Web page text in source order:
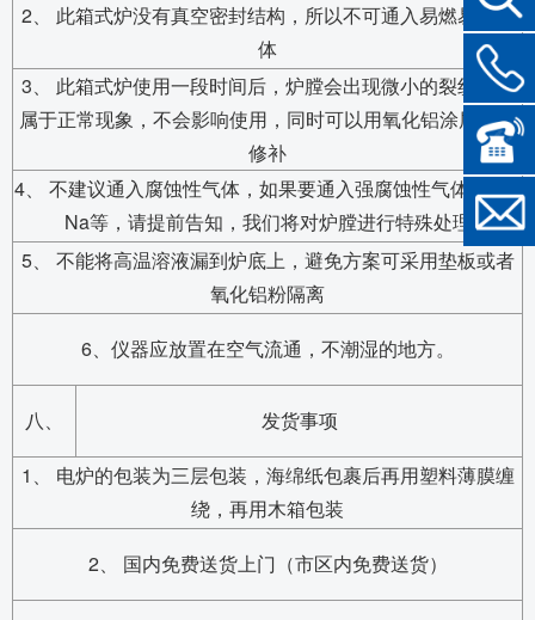
2、 此箱式炉没有真空密封结构，所以不可通入易燃易爆气
体
3、 此箱式炉使用一段时间后，炉膛会出现微小的裂纹，这
属于正常现象，不会影响使用，同时可以用氧化铝涂层进行
修补
4、 不建议通入腐蚀性气体，如果要通入强腐蚀性气体如S、
Na等，请提前告知，我们将对炉膛进行特殊处理
5、 不能将高温溶液漏到炉底上，避免方案可采用垫板或者
氧化铝粉隔离
6、仪器应放置在空气流通，不潮湿的地方。
八、
发货事项
1、 电炉的包装为三层包装，海绵纸包裹后再用塑料薄膜缠
绕，再用木箱包装
2、 国内免费送货上门（市区内免费送货）